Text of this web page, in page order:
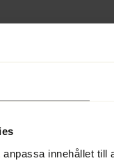
innehållet